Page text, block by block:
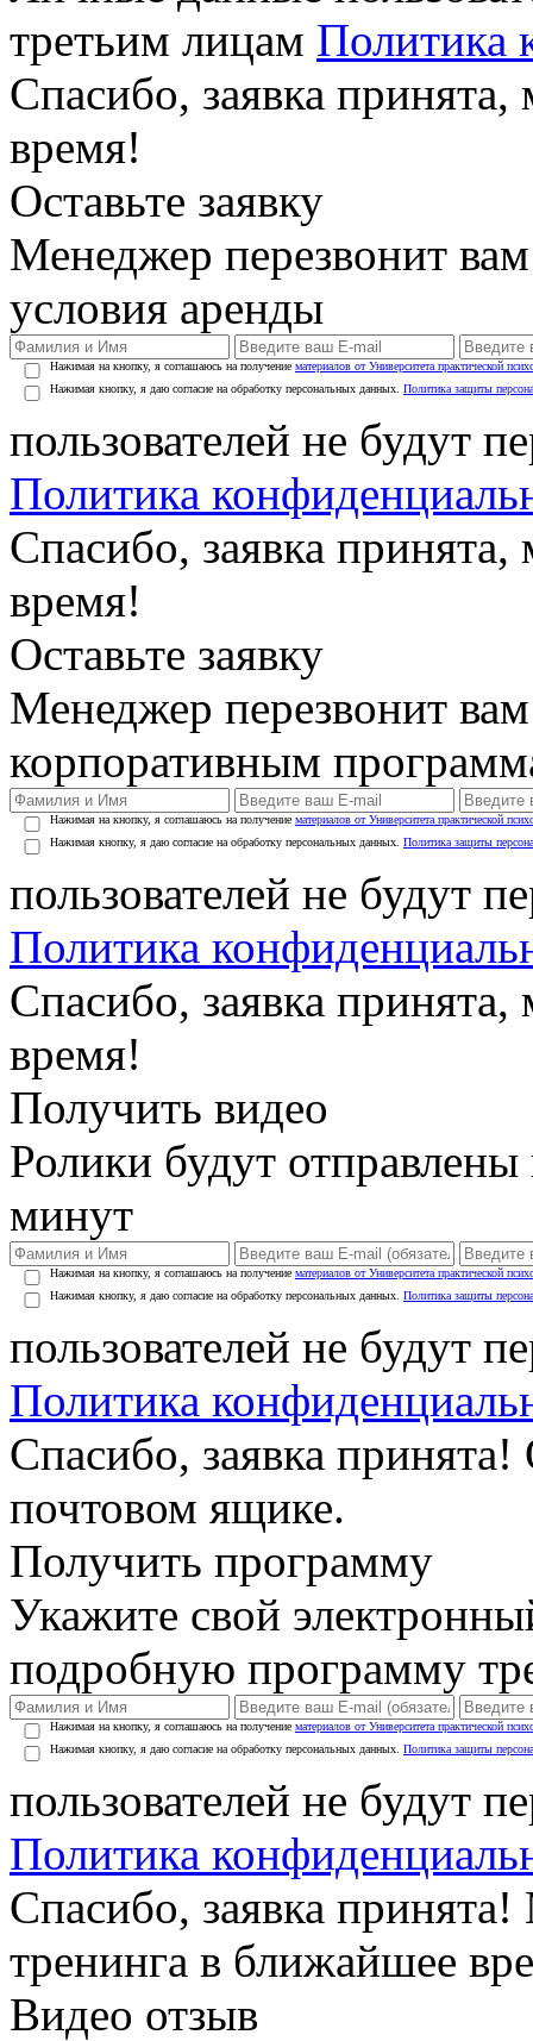
третьим лицам Политика
Спасибо, заявка
время!
Оставьте заявку
Менеджер перезвонит
условия аренды
Нажимая на кнопку, я соглашаюсь на получение материалов от Университета практической
Нажимая кнопку, я даю согласие на обработку персональных данных. Политика защиты
пользователей не будут
Политика
Спасибо, заявка
время!
Оставьте заявку
Менеджер перезвонит
корпоративным
Нажимая на кнопку, я соглашаюсь на получение материалов от Университета практической
Нажимая кнопку, я даю согласие на обработку персональных данных. Политика защиты
пользователей не будут
Политика
Спасибо, заявка
время!
Получить видео
Ролики будут
минут
Нажимая на кнопку, я соглашаюсь на получение материалов от Университета практической
Нажимая кнопку, я даю согласие на обработку персональных данных. Политика защиты
пользователей не будут
Политика
Спасибо, заявка
почтовом ящике.
Получить программу
Укажите свой
подробную программу
Нажимая на кнопку, я соглашаюсь на получение материалов от Университета практической
Нажимая кнопку, я даю согласие на обработку персональных данных. Политика защиты
пользователей не будут
Политика
Спасибо, заявка
тренинга в ближайшее
Видео отзыв